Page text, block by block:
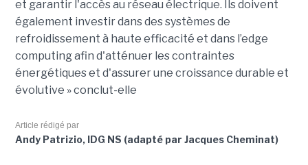
et garantir l'accès au réseau électrique. Ils doivent
également investir dans des systèmes de
refroidissement à haute efficacité et dans l’edge
computing afin d'atténuer les contraintes
énergétiques et d'assurer une croissance durable et
évolutive » conclut-elle
Article rédigé par
Andy Patrizio, IDG NS (adapté par Jacques Cheminat)